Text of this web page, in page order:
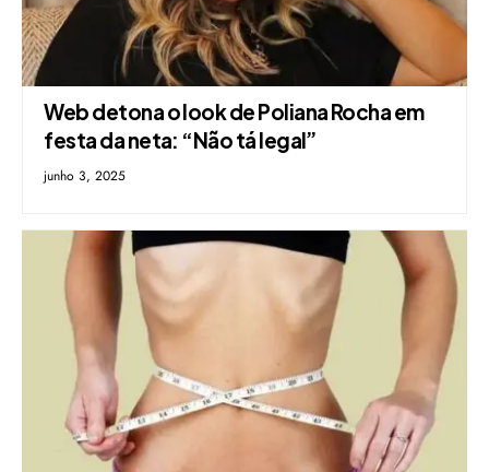
Web detona o look de Poliana Rocha em
festa da neta: “Não tá legal”
junho 3, 2025